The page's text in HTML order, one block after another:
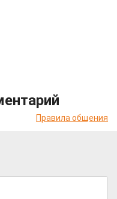
Правила общения